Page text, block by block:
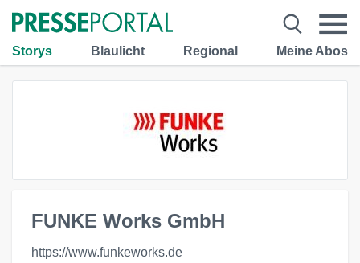
Storys Blaulicht Regional Meine Abos
FUNKE Works GmbH
https://www.funkeworks.de